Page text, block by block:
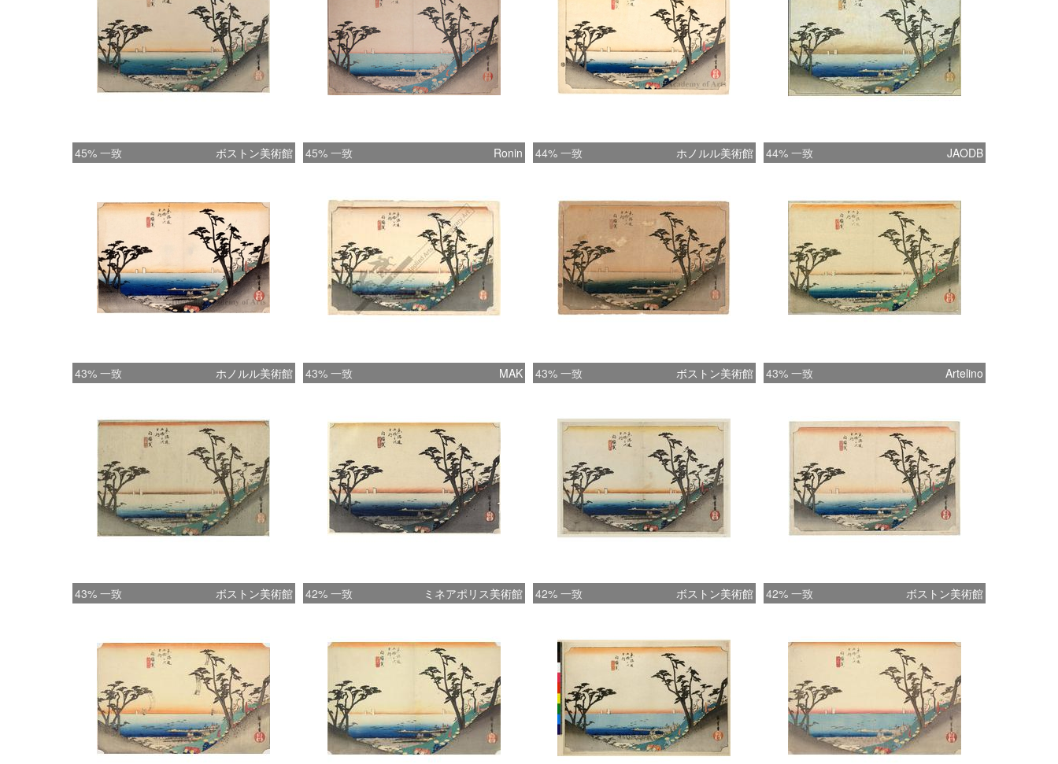
45% 一致 ボストン美術館 45% 一致 Ronin 44% 一致 ホノルル美術館 44% 一致 JAODB
43% 一致 ホノルル美術館 43% 一致 MAK 43% 一致 ボストン美術館 43% 一致 Artelino
43% 一致 ボストン美術館 42% 一致 ミネアポリス美術館 42% 一致 ボストン美術館 42% 一致 ボストン美術館